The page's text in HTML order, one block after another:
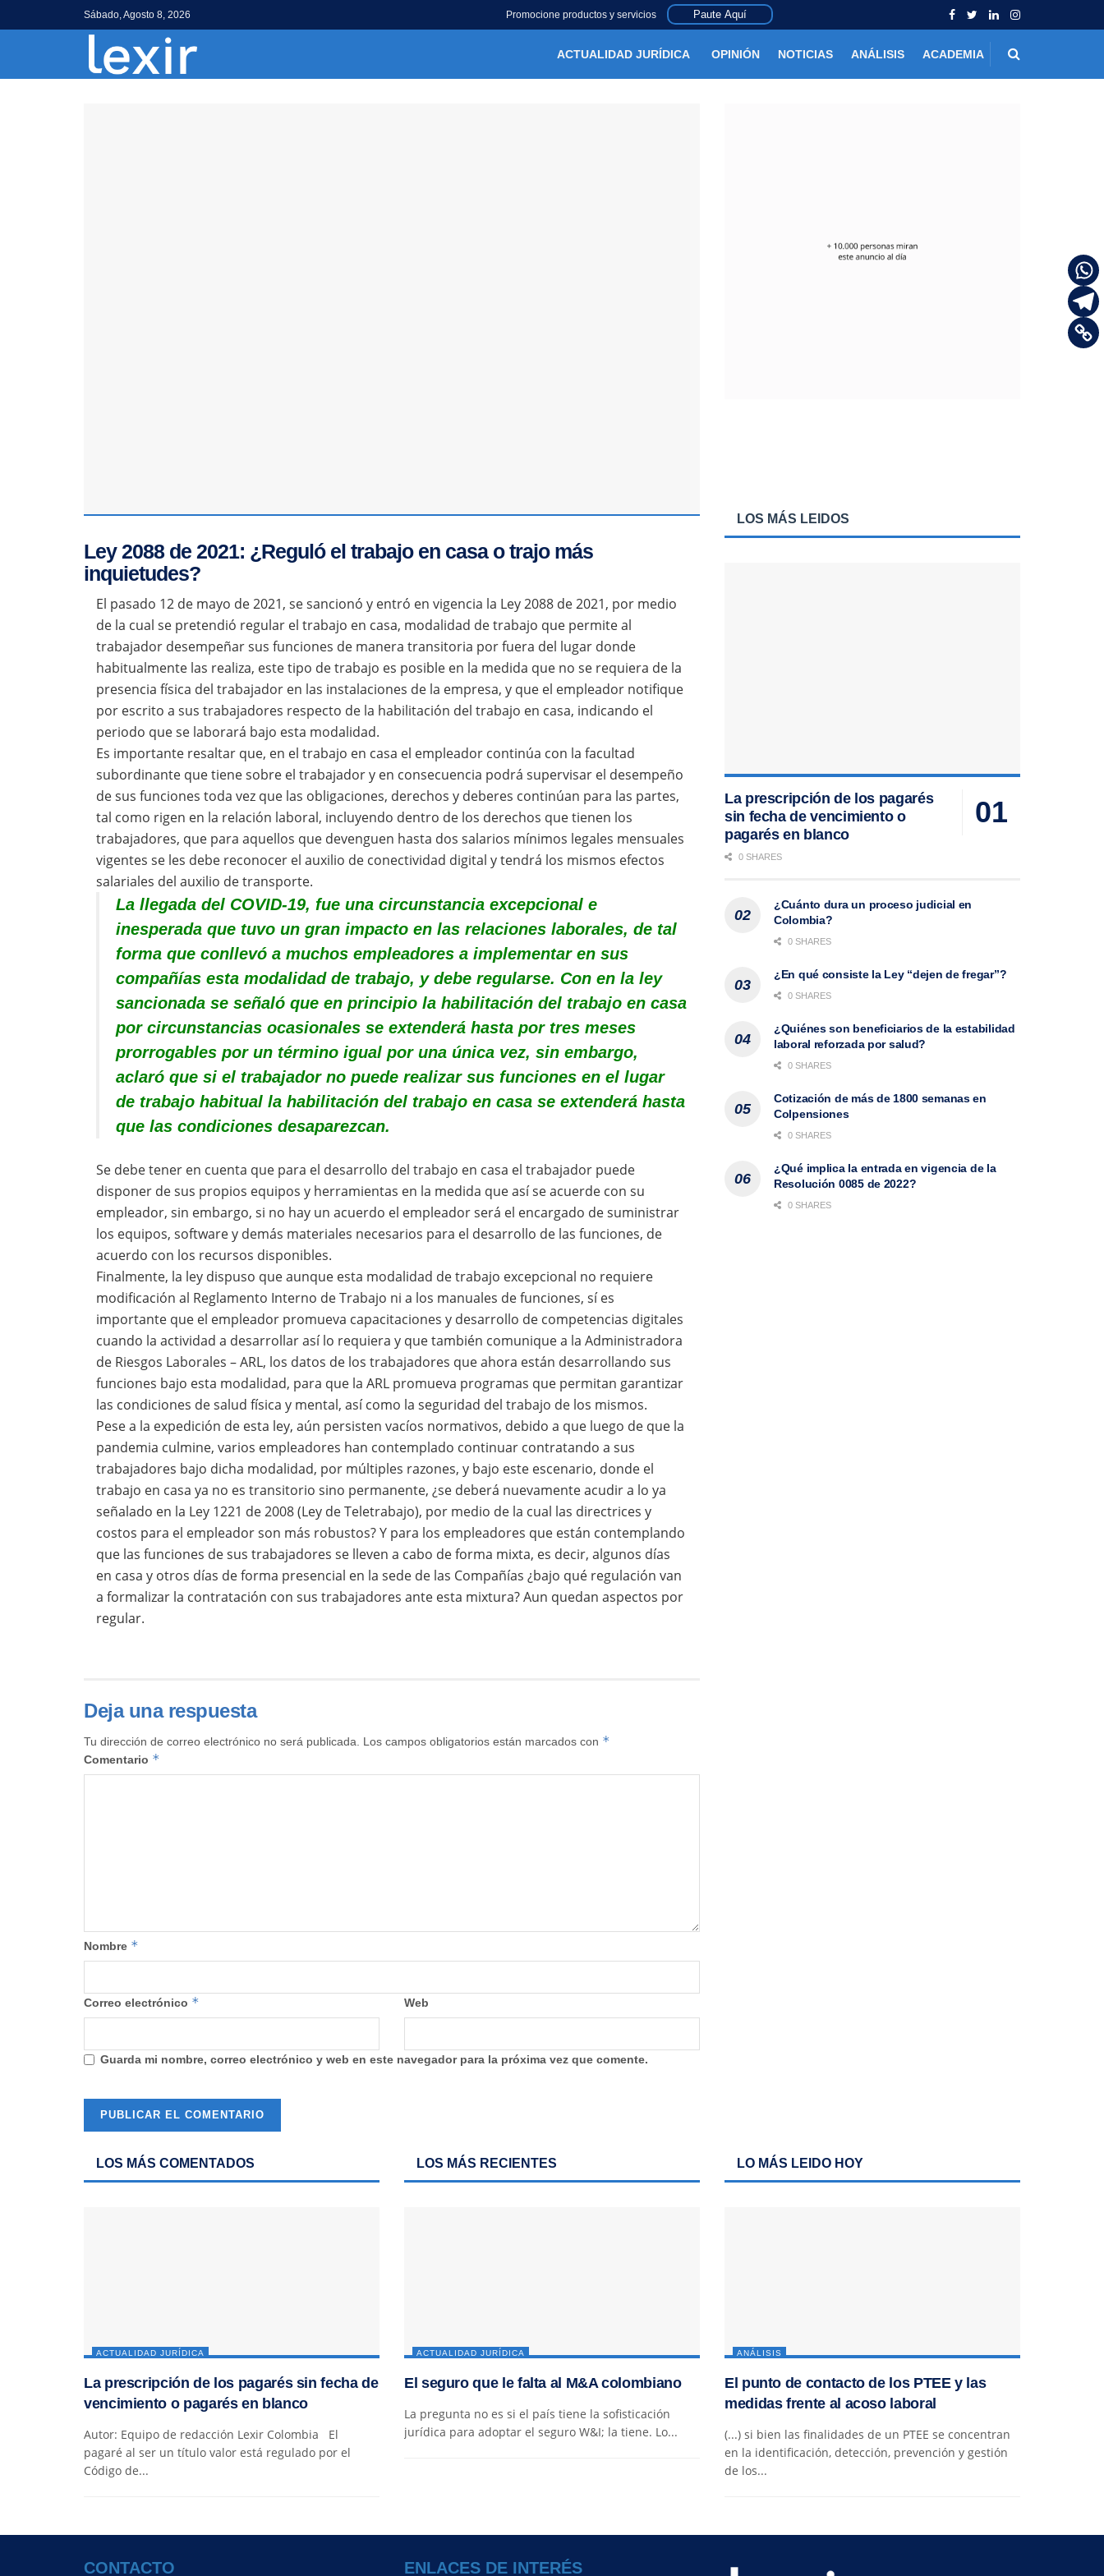
Sábado, Agosto 8, 2026 Promocione productos y servicios Paute Aquí
ACTUALIDAD JURÍDICA OPINIÓN NOTICIAS ANÁLISIS ACADEMIA
Ley 2088 de 2021: ¿Reguló el trabajo en casa o trajo más
inquietudes?
El pasado 12 de mayo de 2021, se sancionó y entró en vigencia la Ley 2088 de 2021, por medio
de la cual se pretendió regular el trabajo en casa, modalidad de trabajo que permite al
trabajador desempeñar sus funciones de manera transitoria por fuera del lugar donde
habitualmente las realiza, este tipo de trabajo es posible en la medida que no se requiera de la
presencia física del trabajador en las instalaciones de la empresa, y que el empleador notifique
por escrito a sus trabajadores respecto de la habilitación del trabajo en casa, indicando el
periodo que se laborará bajo esta modalidad.
Es importante resaltar que, en el trabajo en casa el empleador continúa con la facultad
subordinante que tiene sobre el trabajador y en consecuencia podrá supervisar el desempeño
de sus funciones toda vez que las obligaciones, derechos y deberes continúan para las partes,
tal como rigen en la relación laboral, incluyendo dentro de los derechos que tienen los
trabajadores, que para aquellos que devenguen hasta dos salarios mínimos legales mensuales
vigentes se les debe reconocer el auxilio de conectividad digital y tendrá los mismos efectos
salariales del auxilio de transporte.
La llegada del COVID-19, fue una circunstancia excepcional e
inesperada que tuvo un gran impacto en las relaciones laborales, de tal
forma que conllevó a muchos empleadores a implementar en sus
compañías esta modalidad de trabajo, y debe regularse. Con en la ley
sancionada se señaló que en principio la habilitación del trabajo en casa
por circunstancias ocasionales se extenderá hasta por tres meses
prorrogables por un término igual por una única vez, sin embargo,
aclaró que si el trabajador no puede realizar sus funciones en el lugar
de trabajo habitual la habilitación del trabajo en casa se extenderá hasta
que las condiciones desaparezcan.
Se debe tener en cuenta que para el desarrollo del trabajo en casa el trabajador puede
disponer de sus propios equipos y herramientas en la medida que así se acuerde con su
empleador, sin embargo, si no hay un acuerdo el empleador será el encargado de suministrar
los equipos, software y demás materiales necesarios para el desarrollo de las funciones, de
acuerdo con los recursos disponibles.
Finalmente, la ley dispuso que aunque esta modalidad de trabajo excepcional no requiere
modificación al Reglamento Interno de Trabajo ni a los manuales de funciones, sí es
importante que el empleador promueva capacitaciones y desarrollo de competencias digitales
cuando la actividad a desarrollar así lo requiera y que también comunique a la Administradora
de Riesgos Laborales – ARL, los datos de los trabajadores que ahora están desarrollando sus
funciones bajo esta modalidad, para que la ARL promueva programas que permitan garantizar
las condiciones de salud física y mental, así como la seguridad del trabajo de los mismos.
Pese a la expedición de esta ley, aún persisten vacíos normativos, debido a que luego de que la
pandemia culmine, varios empleadores han contemplado continuar contratando a sus
trabajadores bajo dicha modalidad, por múltiples razones, y bajo este escenario, donde el
trabajo en casa ya no es transitorio sino permanente, ¿se deberá nuevamente acudir a lo ya
señalado en la Ley 1221 de 2008 (Ley de Teletrabajo), por medio de la cual las directrices y
costos para el empleador son más robustos? Y para los empleadores que están contemplando
que las funciones de sus trabajadores se lleven a cabo de forma mixta, es decir, algunos días
en casa y otros días de forma presencial en la sede de las Compañías ¿bajo qué regulación van
a formalizar la contratación con sus trabajadores ante esta mixtura? Aun quedan aspectos por
regular.
Deja una respuesta
Tu dirección de correo electrónico no será publicada. Los campos obligatorios están marcados con *
Comentario *
Nombre *
Correo electrónico * Web
Guarda mi nombre, correo electrónico y web en este navegador para la próxima vez que comente.
LOS MÁS LEIDOS
La prescripción de los pagarés
sin fecha de vencimiento o
pagarés en blanco
0 SHARES
¿Cuánto dura un proceso judicial en
Colombia?
0 SHARES
¿En qué consiste la Ley “dejen de fregar”?
0 SHARES
¿Quiénes son beneficiarios de la estabilidad
laboral reforzada por salud?
0 SHARES
Cotización de más de 1800 semanas en
Colpensiones
0 SHARES
¿Qué implica la entrada en vigencia de la
Resolución 0085 de 2022?
0 SHARES
LOS MÁS COMENTADOS
ACTUALIDAD JURÍDICA
La prescripción de los pagarés sin fecha de
vencimiento o pagarés en blanco
Autor: Equipo de redacción Lexir Colombia El
pagaré al ser un título valor está regulado por el
Código de...
LOS MÁS RECIENTES
ACTUALIDAD JURÍDICA
El seguro que le falta al M&A colombiano
La pregunta no es si el país tiene la sofisticación
jurídica para adoptar el seguro W&I; la tiene. Lo...
LO MÁS LEIDO HOY
ANÁLISIS
El punto de contacto de los PTEE y las
medidas frente al acoso laboral
(...) si bien las finalidades de un PTEE se concentran
en la identificación, detección, prevención y gestión
de los...
CONTACTO ENLACES DE INTERÉS